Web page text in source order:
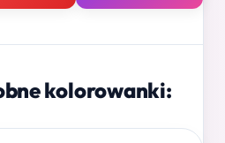
kolorowanki: